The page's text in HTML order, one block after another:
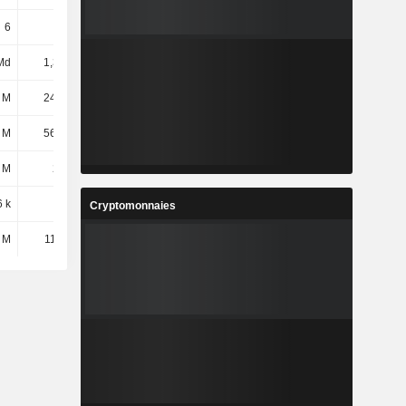
6
1,39 Md
24,08 M
56,18 M
281 M
k 6 k
11,72 M
Cryptomonnaies